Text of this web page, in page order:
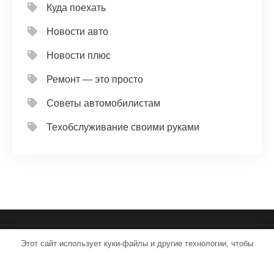
Куда поехать
Новости авто
Новости плюс
Ремонт — это просто
Советы автомобилистам
Техобслуживание своими руками
iron-service.ru - Работает на WordPress
Этот сайт использует куки-файлы и другие технологии, чтобы